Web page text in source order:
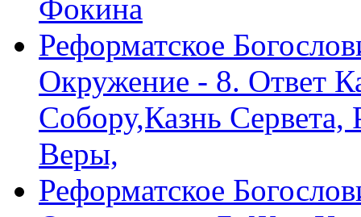
Фокина
Реформатское
Окружение - 8. Ответ
Собору,Казнь Сервета,
Веры,
Реформатское